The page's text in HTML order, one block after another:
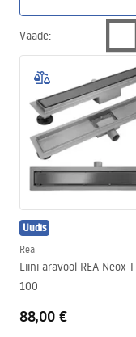
erinevad mitte ainult
kohandada pea iga
sellele võivad nad
sellele elegantsi.
Vaade:
Uudis
Rea
Liini äravool REA Neox
100
88,00 €